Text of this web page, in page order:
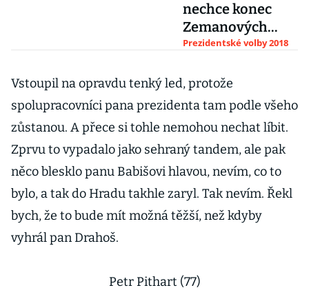
nechce konec
Zemanových
poradců, dřívější
Prezidentské volby 2018
Vstoupil na opravdu tenký led, protože
spolupracovníci pana prezidenta tam podle všeho
zůstanou. A přece si tohle nemohou nechat líbit.
Zprvu to vypadalo jako sehraný tandem, ale pak
něco blesklo panu Babišovi hlavou, nevím, co to
bylo, a tak do Hradu takhle zaryl. Tak nevím. Řekl
bych, že to bude mít možná těžší, než kdyby
vyhrál pan Drahoš.
Petr Pithart (77)